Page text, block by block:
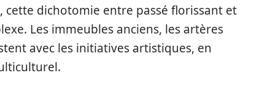
dichotomie entre passé florissant et
Les immeubles anciens, les artères
avec les initiatives artistiques, en